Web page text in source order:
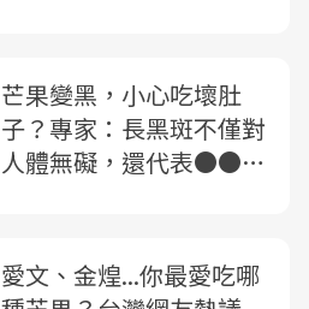
芒果變黑，小心吃壞肚
子？專家：長黑斑不僅對
人體無礙，還代表●●可
愛文、金煌...你最愛吃哪